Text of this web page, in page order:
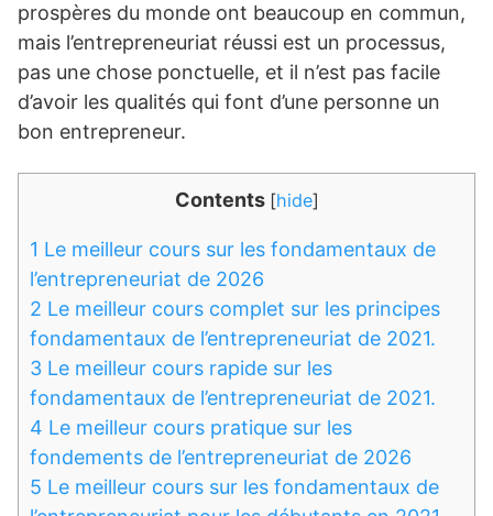
prospères du monde ont beaucoup en commun,
mais l’entrepreneuriat réussi est un processus,
pas une chose ponctuelle, et il n’est pas facile
d’avoir les qualités qui font d’une personne un
bon entrepreneur.
Contents [hide]
1 Le meilleur cours sur les fondamentaux de
l’entrepreneuriat de 2026
2 Le meilleur cours complet sur les principes
fondamentaux de l’entrepreneuriat de 2021.
3 Le meilleur cours rapide sur les
fondamentaux de l’entrepreneuriat de 2021.
4 Le meilleur cours pratique sur les
fondements de l’entrepreneuriat de 2026
5 Le meilleur cours sur les fondamentaux de